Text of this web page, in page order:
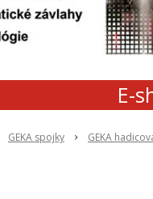
E-
GEKA spojky GEKA